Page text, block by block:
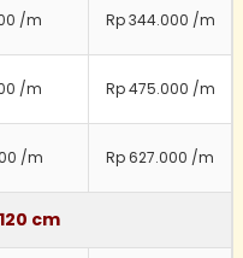
/m Rp 344.000 /m
/m Rp 475.000 /m
/m Rp 627.000 /m
cm